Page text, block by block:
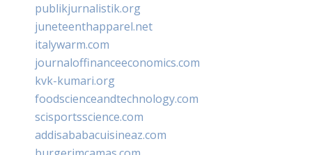
publikjurnalistik.org
juneteenthapparel.net
italywarm.com
journaloffinanceeconomics.com
kvk-kumari.org
foodscienceandtechnology.com
scisportsscience.com
addisababacuisineaz.com